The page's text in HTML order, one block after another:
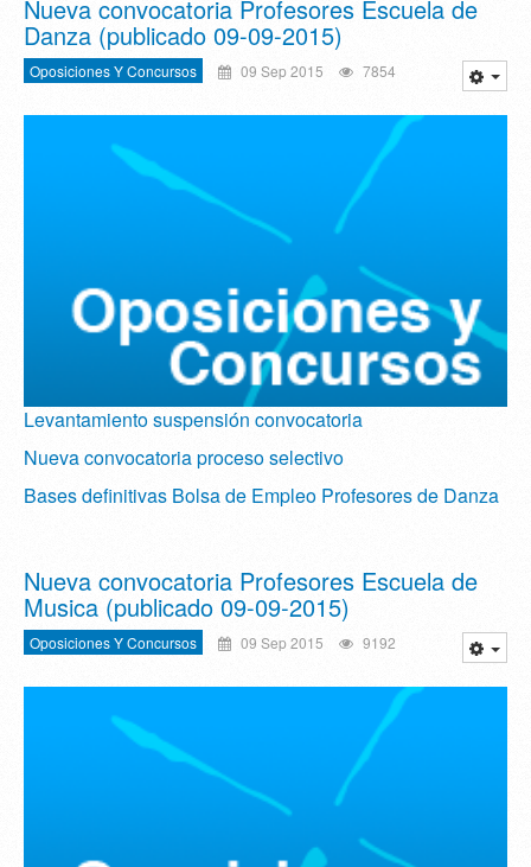
Nueva convocatoria Profesores Escuela de
Danza (publicado 09-09-2015)
Oposiciones Y Concursos 09 Sep 2015 7854
Levantamiento suspensión convocatoria
Nueva convocatoria proceso selectivo
Bases definitivas Bolsa de Empleo Profesores de Danza
Nueva convocatoria Profesores Escuela de
Musica (publicado 09-09-2015)
Oposiciones Y Concursos 09 Sep 2015 9192